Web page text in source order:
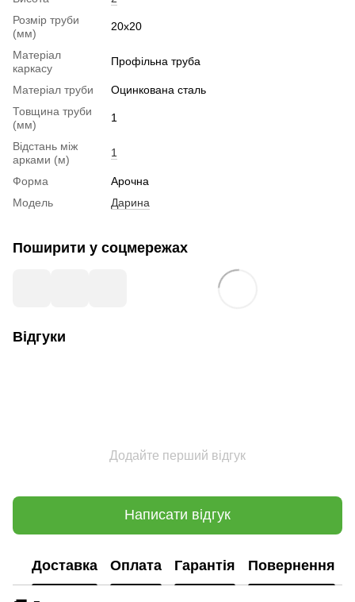
Розмір труби
(мм)
20х20
Матеріал
каркасу
Профільна труба
Матеріал труби
Оцинкована сталь
Товщина труби
(мм)
1
Відстань між
арками (м)
1
Форма
Арочна
Модель
Дарина
Поширити у соцмережах
Відгуки
Додайте перший відгук
Написати відгук
Доставка Оплата Гарантія Повернення